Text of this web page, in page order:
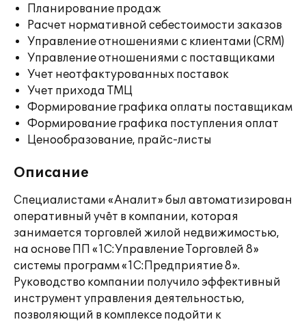
Планирование продаж
Расчет нормативной себестоимости заказов
Управление отношениями с клиентами (CRM)
Управление отношениями с поставщиками
Учет неотфактурованных поставок
Учет прихода ТМЦ
Формирование графика оплаты поставщикам
Формирование графика поступления оплат
Ценообразование, прайс-листы
Описание
Специалистами «Аналит» был автоматизирован
оперативный учёт в компании, которая
занимается торговлей жилой недвижимостью,
на основе ПП «1С:Управление Торговлей 8»
системы программ «1С:Предприятие 8».
Руководство компании получило эффективный
инструмент управления деятельностью,
позволяющий в комплексе подойти к